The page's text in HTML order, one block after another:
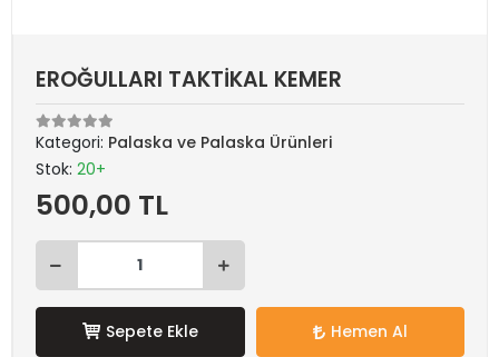
EROĞULLARI TAKTİKAL KEMER
Kategori: Palaska ve Palaska Ürünleri
Stok: 20+
500,00 TL
Sepete Ekle Hemen Al